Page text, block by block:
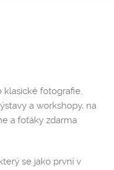
klasické fotografie.
a workshopy, na
a foťáky zdarma
se jako první v